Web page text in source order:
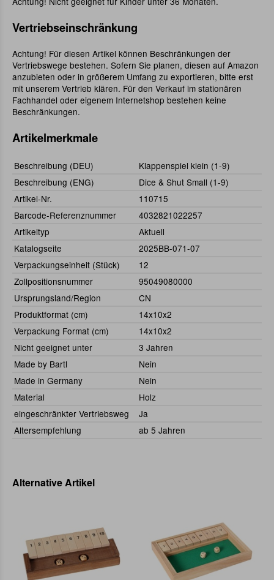
Vertriebseinschränkung
Achtung! Für diesen Artikel können Beschränkungen der
Vertriebswege bestehen. Sofern Sie planen, diesen auf Amazon
anzubieten oder in größerem Umfang zu exportieren, bitte erst
mit unserem Vertrieb klären. Für den Verkauf im stationären
Fachhandel oder eigenem Internetshop bestehen keine
Beschränkungen.
Artikelmerkmale
Beschreibung (DEU)
Klappenspiel klein (1-9)
Beschreibung (ENG)
Dice & Shut Small (1-9)
Artikel-Nr.
110715
Barcode-Referenznummer
4032821022257
Artikeltyp
Aktuell
Katalogseite
2025BB-071-07
Verpackungseinheit (Stück)
12
Zollpositionsnummer
95049080000
Ursprungsland/Region
CN
Produktformat (cm)
14x10x2
Verpackung Format (cm)
14x10x2
Nicht geeignet unter
3 Jahren
Made by Bartl
Nein
Made in Germany
Nein
Material
Holz
eingeschränkter Vertriebsweg
Ja
Altersempfehlung
ab 5 Jahren
Alternative Artikel